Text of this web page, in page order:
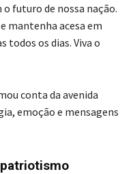
futuro de nossa nação.
mantenha acesa em
todos os dias. Viva o
conta da avenida
emoção e mensagens